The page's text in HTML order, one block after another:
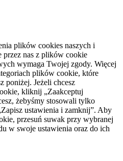
plików cookies naszych i
przez nas z plików cookie
wymaga Twojej zgody. Więcej
plików cookie, które
poniżej. Jeżeli chcesz
kliknij „Zaakceptuj
żebyśmy stosowali tylko
ustawienia i zamknij”. Aby
przesuń suwak przy wybranej
w swoje ustawienia oraz do ich